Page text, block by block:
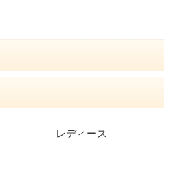
レディース